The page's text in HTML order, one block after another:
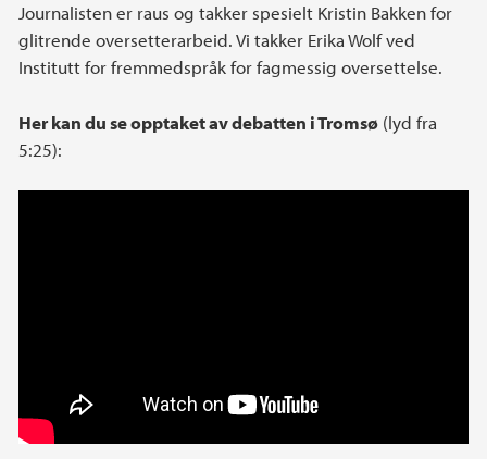
Journalisten er raus og takker spesielt Kristin Bakken for
glitrende oversetterarbeid. Vi takker Erika Wolf ved
Institutt for fremmedspråk for fagmessig oversettelse.
Her kan du se opptaket av debatten i Tromsø (lyd fra
5:25):